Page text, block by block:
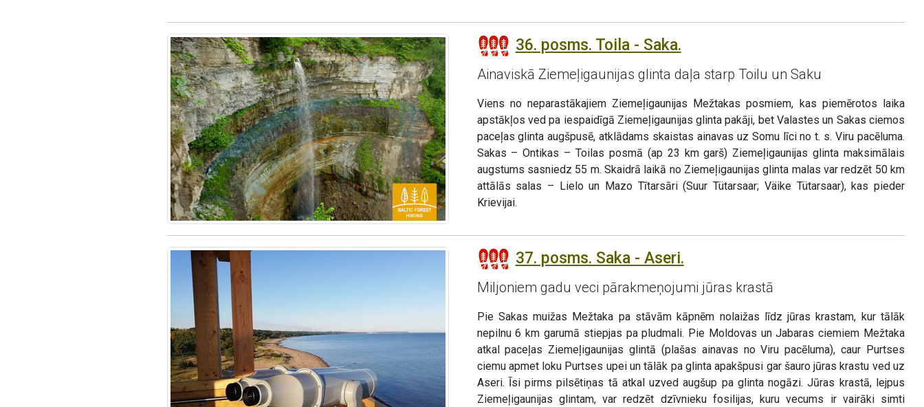
36. posms. Toila - Saka.
Ainaviskā Ziemeļigaunijas glinta daļa starp Toilu un Saku
Viens no neparastākajiem Ziemeļigaunijas Mežtakas posmiem, kas piemērotos laika
apstākļos ved pa iespaidīgā Ziemeļigaunijas glinta pakāji, bet Valastes un Sakas ciemos
paceļas glinta augšpusē, atklādams skaistas ainavas uz Somu līci no t. s. Viru pacēluma.
Sakas – Ontikas – Toilas posmā (ap 23 km garš) Ziemeļigaunijas glinta maksimālais
augstums sasniedz 55 m. Skaidrā laikā no Ziemeļigaunijas glinta malas var redzēt 50 km
attālās salas – Lielo un Mazo Tītarsāri (Suur Tütarsaar; Väike Tütarsaar), kas pieder
Krievijai.
37. posms. Saka - Aseri.
Miljoniem gadu veci pārakmeņojumi jūras krastā
Pie Sakas muižas Mežtaka pa stāvām kāpnēm nolaižas līdz jūras krastam, kur tālāk
nepilnu 6 km garumā stiepjas pa pludmali. Pie Moldovas un Jabaras ciemiem Mežtaka
atkal paceļas Ziemeļigaunijas glintā (plašas ainavas no Viru pacēluma), caur Purtses
ciemu apmet loku Purtses upei un tālāk pa glinta apakšpusi gar šauro jūras krastu ved uz
Aseri. Īsi pirms pilsētiņas tā atkal uzved augšup pa glinta nogāzi. Jūras krastā, lejpus
Ziemeļigaunijas glintam, var redzēt dzīvnieku fosilijas, kuru vecums ir vairāki simti